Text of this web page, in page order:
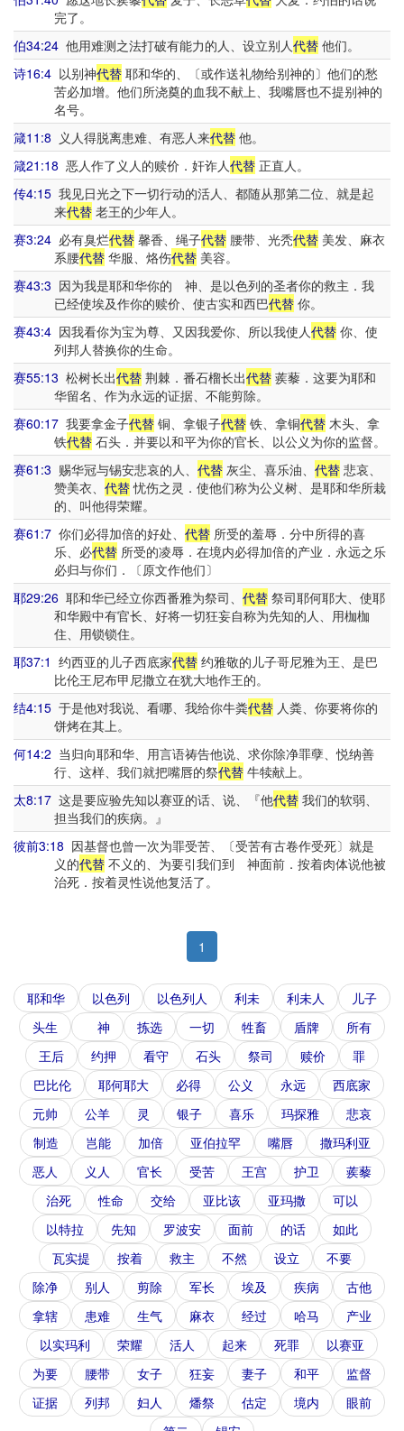
完了。
伯34:24 他用难测之法打破有能力的人、设立别人代替 他们。
诗16:4 以别神代替 耶和华的、〔或作送礼物给别神的〕他们的愁
苦必加增。他们所浇奠的血我不献上、我嘴唇也不提别神的
名号。
箴11:8 义人得脱离患难、有恶人来代替 他。
箴21:18 恶人作了义人的赎价．奸诈人代替 正直人。
传4:15 我见日光之下一切行动的活人、都随从那第二位、就是起
来代替老王的少年人。
赛3:24 必有臭烂代替 馨香、绳子代替 腰带、光秃代替 美发、麻衣
系腰代替华服、烙伤代替美容。
赛43:3 因为我是耶和华你的 神、是以色列的圣者你的救主．我
已经使埃及作你的赎价、使古实和西巴代替你。
赛43:4 因我看你为宝为尊、又因我爱你、所以我使人代替 你、使
列邦人替换你的生命。
赛55:13 松树长出代替 荆棘．番石榴长出代替 蒺藜．这要为耶和
华留名、作为永远的证据、不能剪除。
赛60:17 我要拿金子代替 铜、拿银子代替 铁、拿铜代替 木头、拿
铁代替石头．并要以和平为你的官长、以公义为你的监督。
赛61:3 赐华冠与锡安悲哀的人、 代替 灰尘、喜乐油、 代替 悲哀、
赞美衣、 代替忧伤之灵．使他们称为公义树、是耶和华所栽
的、叫他得荣耀。
赛61:7 你们必得加倍的好处、 代替 所受的羞辱．分中所得的喜
乐、必代替所受的凌辱．在境内必得加倍的产业．永远之乐
必归与你们．〔原文作他们〕
耶29:26 耶和华已经立你西番雅为祭司、 代替 祭司耶何耶大、使耶
和华殿中有官长、好将一切狂妄自称为先知的人、用枷枷
住、用锁锁住。
耶37:1 约西亚的儿子西底家代替 约雅敬的儿子哥尼雅为王、是巴
比伦王尼布甲尼撒立在犹大地作王的。
结4:15 于是他对我说、看哪、我给你牛粪代替 人粪、你要将你的
饼烤在其上。
何14:2 当归向耶和华、用言语祷告他说、求你除净罪孽、悦纳善
行、这样、我们就把嘴唇的祭代替牛犊献上。
太8:17 这是要应验先知以赛亚的话、说、『他代替 我们的软弱、
担当我们的疾病。』
彼前3:18 因基督也曾一次为罪受苦、〔受苦有古卷作受死〕就是
义的代替不义的、为要引我们到 神面前．按着肉体说他被
治死．按着灵性说他复活了。
1
耶和华 以色列 以色列人 利未 利未人
儿子
头生
神 拣选 一切 牲畜 盾牌
所有
王后
约押 看守 石头 祭司 赎价
罪
巴比伦
耶何耶大 必得 公义 永远
西底家
元帅
公羊 灵 银子 喜乐 玛探雅
悲哀
制造
岂能 加倍 亚伯拉罕 嘴唇
撒玛利亚
恶人
义人 官长 受苦 王宫 护卫
蒺藜
治死
性命 交给 亚比该 亚玛撒
可以
以特拉
先知 罗波安 面前 的话
如此
瓦实提
按着 救主 不然 设立
不要
除净
别人 剪除 军长 埃及 疾病
古他
拿辖
患难 生气 麻衣 经过 哈马
产业
以实玛利
荣耀 活人 起来 死罪
以赛亚
为要
腰带 女子 狂妄 妻子 和平
监督
证据
列邦 妇人 燔祭 估定 境内
眼前